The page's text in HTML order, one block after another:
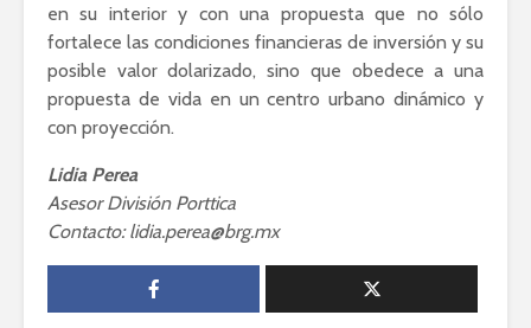
en su interior y con una propuesta que no sólo
fortalece las condiciones financieras de inversión y su
posible valor dolarizado, sino que obedece a una
propuesta de vida en un centro urbano dinámico y
con proyección.
Lidia Perea
Asesor División Porttica
Contacto: lidia.perea@brg.mx